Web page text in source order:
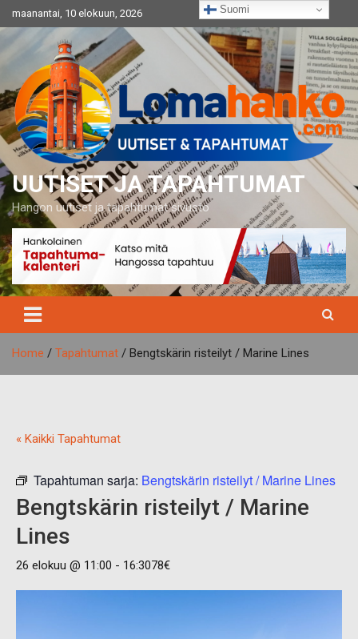
to
content
maanantai, 10 elokuun, 2026
UUTISET JA TAPAHTUMAT
Hangon uutiset ja tapahtumat sivusto
Home Tapahtumat Bengtskärin risteilyt / Marine Lines
« Kaikki Tapahtumat
Tapahtuman sarja: Bengtskärin risteilyt / Marine Lines
Bengtskärin risteilyt / Marine
Lines
26 elokuu @ 11:00 - 16:3078€
Suomi